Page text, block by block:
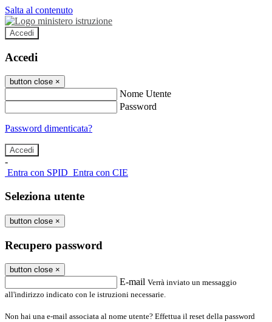
Salta al contenuto
Accedi
Accedi
button close ×
Nome Utente
Password
Password dimenticata?
-
Entra con SPID Entra con CIE
Seleziona utente
button close ×
Recupero password
button close ×
E-mail Verrà inviato un messaggio
all'indirizzo indicato con le istruzioni necessarie.
Non hai una e-mail associata al nome utente? Effettua il reset della password